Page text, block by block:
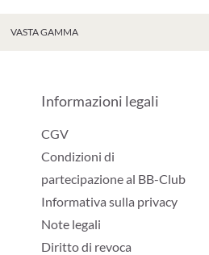
VASTA GAMMA
Informazioni legali
CGV
Condizioni di
partecipazione al BB-Club
Informativa sulla privacy
Note legali
Diritto di revoca